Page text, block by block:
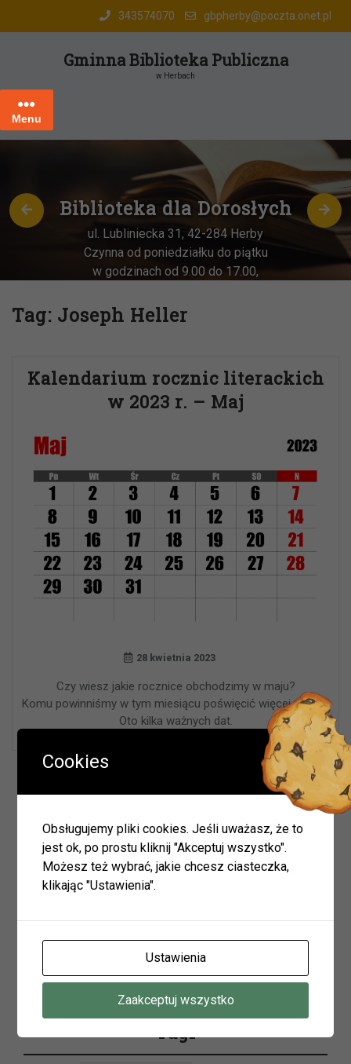
343574070 gbpherby@poczta.onet.pl
Gminna Biblioteka Publiczna
w Herbach
Menu
Biblioteka dla Dorosłych
ul. Lubliniecka 31, 42-284 Herby
Czynna od poniedziałku do piątku
w godzinach od 9.00 do 17.00,
w godz. 9:00-13:00
Tag: Joseph Heller
Kalendarium rocznic literackich
w 2023 r. – Maj
28 kwietnia 2023
Czy wiesz jakie rocznice obchodzimy w maju?
Komu powinniśmy w tym miesiącu poświęcić więcej uwagi?
Oto kilka ważnych dat.
Wyszukiwarka
Szukaj
Archiwum
Tagi
Cookies
Obsługujemy pliki cookies. Jeśli uważasz, że to
jest ok, po prostu kliknij "Akceptuj wszystko".
Możesz też wybrać, jakie chcesz ciasteczka,
klikając "Ustawienia".
Ustawienia
Zaakceptuj wszystko